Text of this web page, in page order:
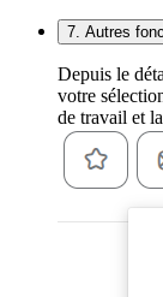
7. Autres
Depuis le
votre
de travail et